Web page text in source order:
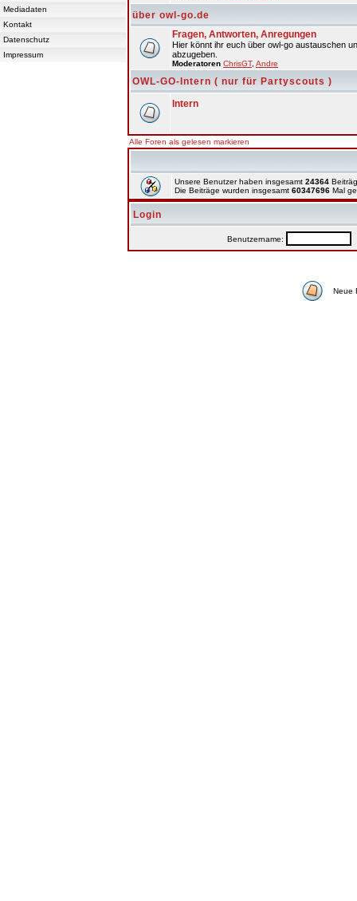
Mediadaten
Kontakt
Datenschutz
Impressum
über owl-go.de
Fragen, Antworten, Anregungen
Hier könnt ihr euch über owl-go austauschen
abzugeben.
Moderatoren ChrisGT, Andre
OWL-GO-Intern ( nur für Partyscouts )
Intern
Alle Foren als gelesen markieren
Unsere Benutzer haben insgesamt 24364
Die Beiträge wurden insgesamt 60347696 Mal
Login
Benutzername:
Neue